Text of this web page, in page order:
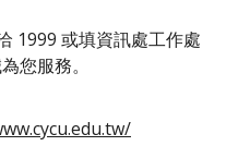
1999 或填資訊處工作處
您服務。